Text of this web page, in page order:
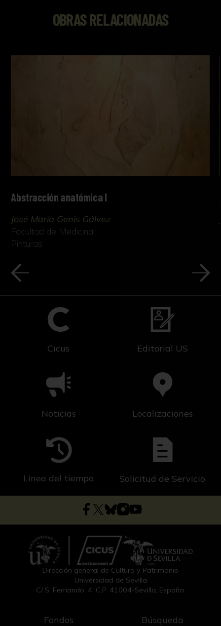
OBRAS RELACIONADAS
Abstracción anatómica I
José María Genis Gálvez
Facultad de Medicina
Pinturas
Cicus Editorial US
Noticias Localizaciones
Línea del tiempo Solicitud de Servicio
Dirección general de Cultura y Patrimonio
Universidad de Sevilla
C/ S. Fernando, 4, C.P. 41004-Sevilla, España.
Fondos
Búsqueda